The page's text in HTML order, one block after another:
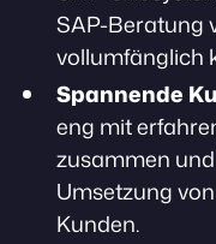
SAP-Beratung
vollumfänglich
Spannende
eng mit
zusammen
Umsetzung
Kunden.